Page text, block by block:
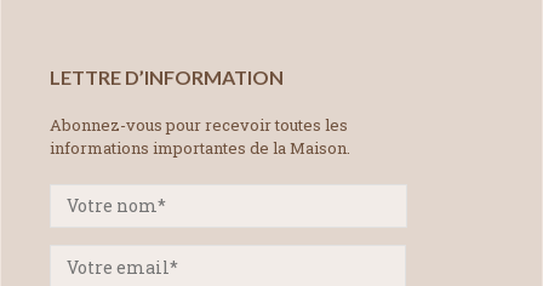
LETTRE D’INFORMATION
Abonnez-vous pour recevoir toutes les
informations importantes de la Maison.